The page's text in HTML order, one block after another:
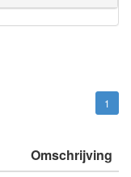
1
Omschrijving